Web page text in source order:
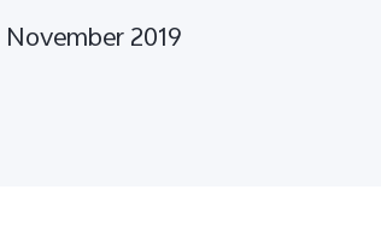
November 2019